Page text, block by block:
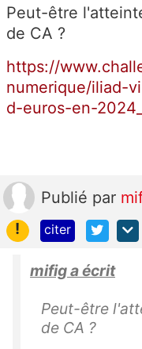
Peut-être
de CA ?
https://
numerique/iliad-
d-euros-en-
Publié par
!
citer
mifig a écrit
Peut-être
de CA ?